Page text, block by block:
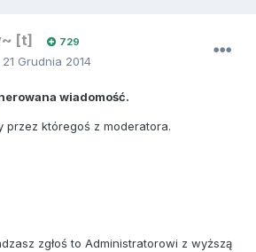
[t] 729
21 Grudnia 2014
wiadomość.
przez któregoś z moderatora.
zgłoś to Administratorowi z wyższą